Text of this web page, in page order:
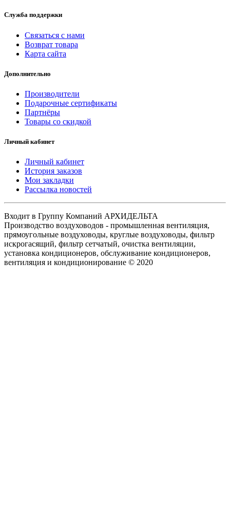
Служба поддержки
Связаться с нами
Возврат товара
Карта сайта
Дополнительно
Производители
Подарочные сертификаты
Партнёры
Товары со скидкой
Личный кабинет
Личный кабинет
История заказов
Мои закладки
Рассылка новостей
Входит в Группу Компаний АРХИДЕЛЬТА
Производство воздуховодов - промышленная вентиляция,
прямоугольные воздуховоды, круглые воздуховоды, фильтр
искрогасящий, фильтр сетчатый, очистка вентиляции,
установка кондиционеров, обслуживание кондиционеров,
вентиляция и кондиционирование © 2020